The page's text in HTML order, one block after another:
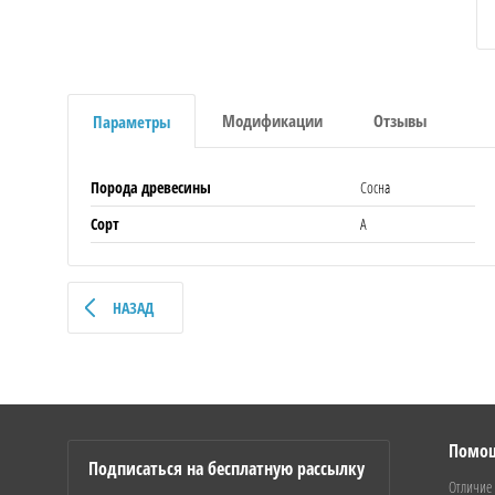
Параметры Модификации Отзывы
Порода древесины
Сосна
Сорт
А
НАЗАД
Подписаться на бесплатную рассылку
Отличие